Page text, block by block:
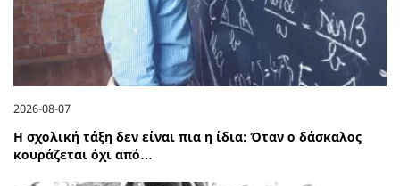
2026-08-07
Η σχολική τάξη δεν είναι πια η ίδια: Όταν ο δάσκαλος
κουράζεται όχι από…